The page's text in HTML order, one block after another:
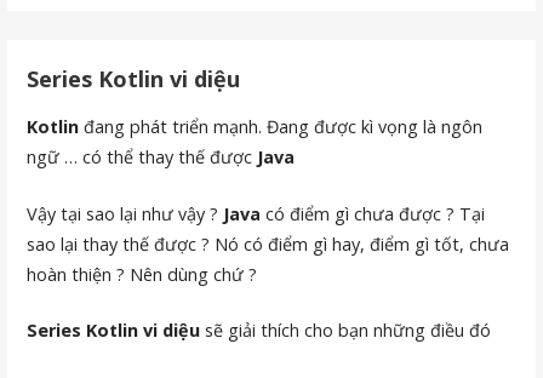
Series Kotlin vi diệu
Kotlin đang phát triển mạnh. Đang được kì vọng là ngôn
ngữ … có thể thay thế được Java
Vậy tại sao lại như vậy ? Java có điểm gì chưa được ? Tại
sao lại thay thế được ? Nó có điểm gì hay, điểm gì tốt, chưa
hoàn thiện ? Nên dùng chứ ?
Series Kotlin vi diệu sẽ giải thích cho bạn những điều đó